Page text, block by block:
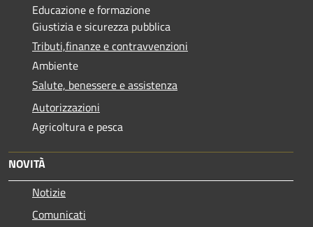
Educazione e formazione
Giustizia e sicurezza pubblica
Tributi,finanze e contravvenzioni
Ambiente
Salute, benessere e assistenza
Autorizzazioni
Agricoltura e pesca
NOVITÀ
Notizie
Comunicati